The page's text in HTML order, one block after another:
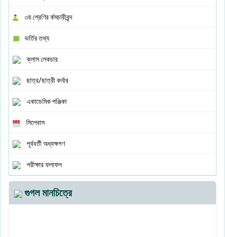
৩য় শ্রেণির র্কমচারীবৃন্দ
ভর্তির তথ্য
ক্লাস লেকচার
ছাত্র/ছাত্রী কর্নার
একাডেমিক পঞ্জিকা
সিলেবাস
পূর্ববর্তী অধ্যক্ষগণ
পরীক্ষার ফলাফল
গুগল মানচিত্রে